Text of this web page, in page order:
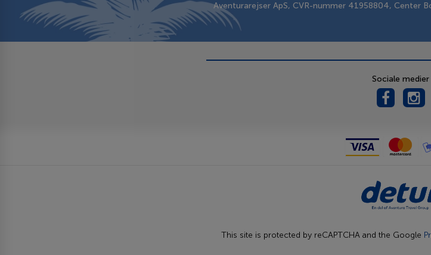
Aventurarejser ApS, CVR-nummer 41958804, Center
Sociale medier
This site is protected by reCAPTCHA and the Google